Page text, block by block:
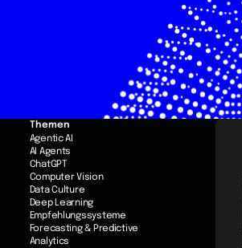
Themen
Agentic AI
AI Agents
ChatGPT
Computer Vision
Data Culture
Deep Learning
Empfehlungssysteme
Forecasting & Predictive
Analytics